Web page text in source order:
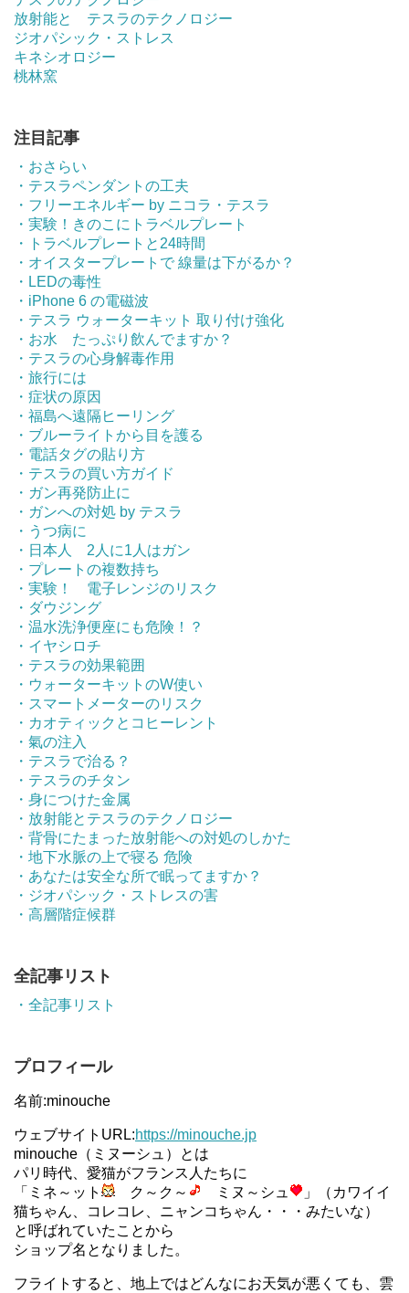
放射能と テスラのテクノロジー
ジオパシック・ストレス
キネシオロジー
桃林窯
注目記事
・おさらい
・テスラペンダントの工夫
・フリーエネルギー by ニコラ・テスラ
・実験！きのこにトラベルプレート
・トラベルプレートと24時間
・オイスタープレートで 線量は下がるか？
・LEDの毒性
・iPhone 6 の電磁波
・テスラ ウォーターキット 取り付け強化
・お水 たっぷり飲んでますか？
・テスラの心身解毒作用
・旅行には
・症状の原因
・福島へ遠隔ヒーリング
・ブルーライトから目を護る
・電話タグの貼り方
・テスラの買い方ガイド
・ガン再発防止に
・ガンへの対処 by テスラ
・うつ病に
・日本人 2人に1人はガン
・プレートの複数持ち
・実験！ 電子レンジのリスク
・ダウジング
・温水洗浄便座にも危険！？
・イヤシロチ
・テスラの効果範囲
・ウォーターキットのW使い
・スマートメーターのリスク
・カオティックとコヒーレント
・氣の注入
・テスラで治る？
・テスラのチタン
・身につけた金属
・放射能とテスラのテクノロジー
・背骨にたまった放射能への対処のしかた
・地下水脈の上で寝る 危険
・あなたは安全な所で眠ってますか？
・ジオパシック・ストレスの害
・高層階症候群
全記事リスト
・全記事リスト
プロフィール
名前:minouche
ウェブサイトURL:https://minouche.jp
minouche（ミヌーシュ）とは
パリ時代、愛猫がフランス人たちに
「ミネ～ット
ク～ク～ ミヌ～シュ
」（カワイイ
猫ちゃん、コレコレ、ニャンコちゃん・・・みたいな）
と呼ばれていたことから
ショップ名となりました。
フライトすると、地上ではどんなにお天気が悪くても、雲